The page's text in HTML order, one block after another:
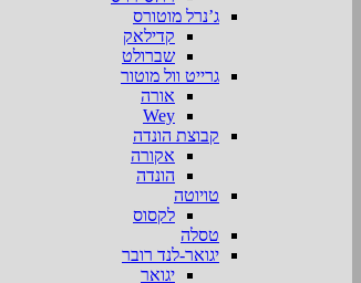
ג’נרל מוטורס
קדילאק
שברולט
גרייט וול מוטור
אורה
Wey
קבוצת הונדה
אקורה
הונדה
טויוטה
לקסוס
טסלה
יגואר-לנד רובר
יגואר